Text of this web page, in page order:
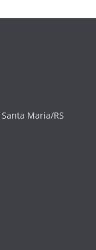
Maria/RS